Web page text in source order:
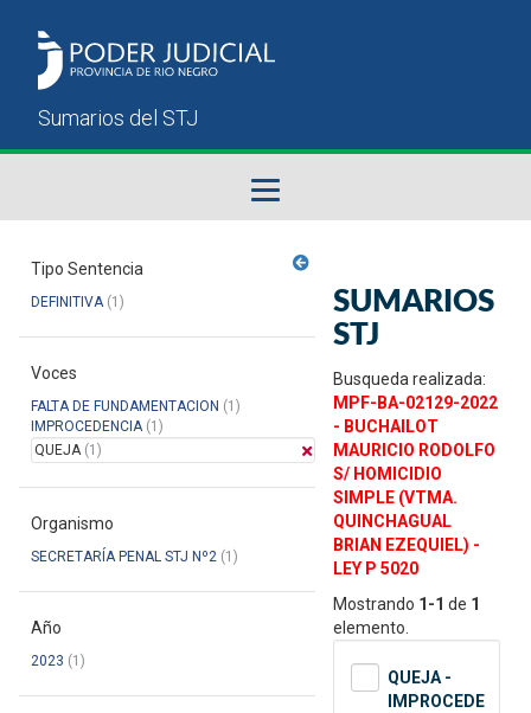
Sumarios del STJ
Manual del Usuario
Tipo Sentencia
DEFINITIVA(1)
Voces
FALTA DE FUNDAMENTACION (1)
IMPROCEDENCIA(1)
QUEJA(1)
Organismo
SECRETARÍA PENAL STJ Nº2 (1)
Año
2023 (1)
SUMARIOS
STJ
Busqueda realizada:
MPF-BA-02129-2022
- BUCHAILOT
MAURICIO RODOLFO
S/ HOMICIDIO
SIMPLE (VTMA.
QUINCHAGUAL
BRIAN EZEQUIEL) -
LEY P 5020
Mostrando 1-1 de 1
elemento.
QUEJA -
IMPROCEDE